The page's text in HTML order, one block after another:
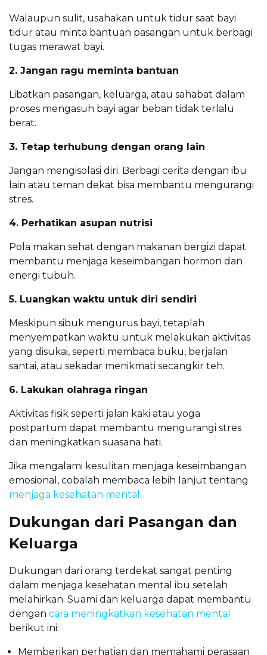
Walaupun sulit, usahakan untuk tidur saat bayi
tidur atau minta bantuan pasangan untuk berbagi
tugas merawat bayi.
2. Jangan ragu meminta bantuan
Libatkan pasangan, keluarga, atau sahabat dalam
proses mengasuh bayi agar beban tidak terlalu
berat.
3. Tetap terhubung dengan orang lain
Jangan mengisolasi diri. Berbagi cerita dengan ibu
lain atau teman dekat bisa membantu mengurangi
stres.
4. Perhatikan asupan nutrisi
Pola makan sehat dengan makanan bergizi dapat
membantu menjaga keseimbangan hormon dan
energi tubuh.
5. Luangkan waktu untuk diri sendiri
Meskipun sibuk mengurus bayi, tetaplah
menyempatkan waktu untuk melakukan aktivitas
yang disukai, seperti membaca buku, berjalan
santai, atau sekadar menikmati secangkir teh.
6. Lakukan olahraga ringan
Aktivitas fisik seperti jalan kaki atau yoga
postpartum dapat membantu mengurangi stres
dan meningkatkan suasana hati.
Jika mengalami kesulitan menjaga keseimbangan
emosional, cobalah membaca lebih lanjut tentang
menjaga kesehatan mental .
Dukungan dari Pasangan dan
Keluarga
Dukungan dari orang terdekat sangat penting
dalam menjaga kesehatan mental ibu setelah
melahirkan. Suami dan keluarga dapat membantu
dengan cara meningkatkan kesehatan mental
berikut ini:
Memberikan perhatian dan memahami perasaan